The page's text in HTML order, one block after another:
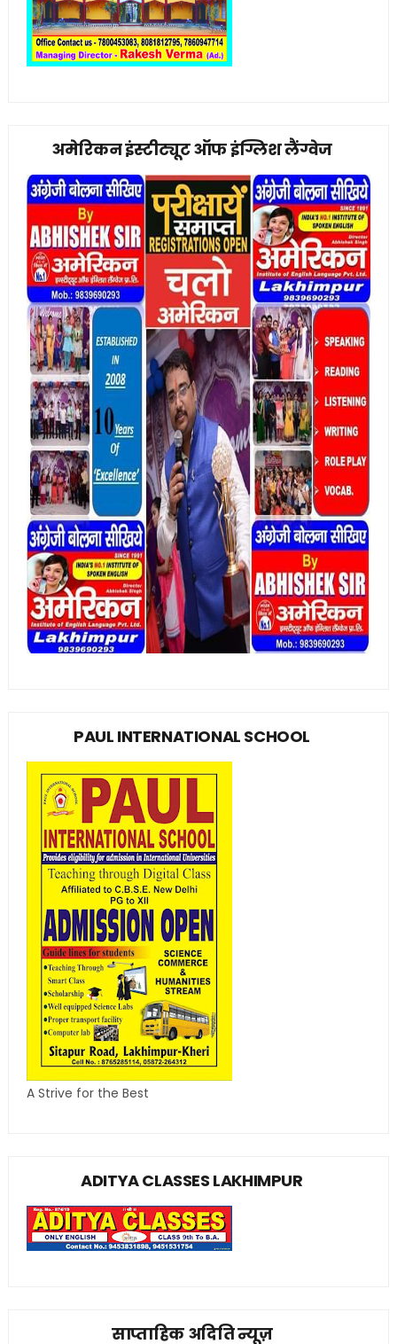
अमेरिकन इंस्टीट्यूट ऑफ इंग्लिश लैंग्वेज
PAUL INTERNATIONAL SCHOOL
A Strive for the Best
ADITYA CLASSES LAKHIMPUR
साप्ताहिक अदिति न्यूज़